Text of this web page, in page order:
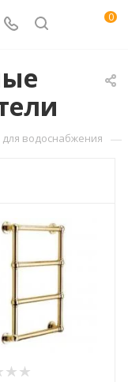
0
водоснабжения —